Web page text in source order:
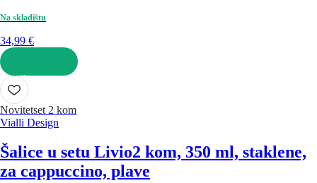
Na skladištu
34,99 €
U KOŠARICU
Novitetset 2 kom
Vialli Design
Šalice u setu Livio2 kom, 350 ml, staklene,
za cappuccino, plave